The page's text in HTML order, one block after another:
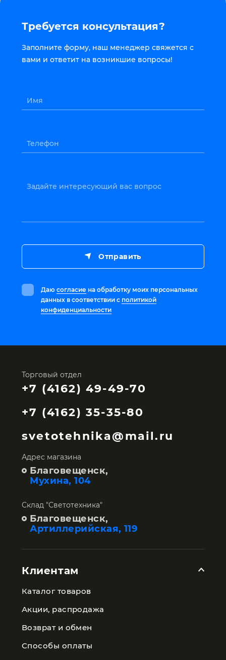
Требуется консультация?
Заполните форму, наш менеджер свяжется с
вами и ответит на возникшие вопросы!
Имя
Телефон
Задайте интересующий вас вопрос
Даю согласие на обработку моих персональных
данных в соответствии с политикой
конфиденциальности
Отправить
Торговый отдел
+7 (4162) 49-49-70
+7 (4162) 35-35-80
svetotehnika@mail.ru
Адрес магазина
Благовещенск,
Мухина, 104
Склад "Светотехника"
Благовещенск,
Артиллерийская, 119
Клиентам
Каталог товаров
Акции, распродажа
Возврат и обмен
Способы оплаты